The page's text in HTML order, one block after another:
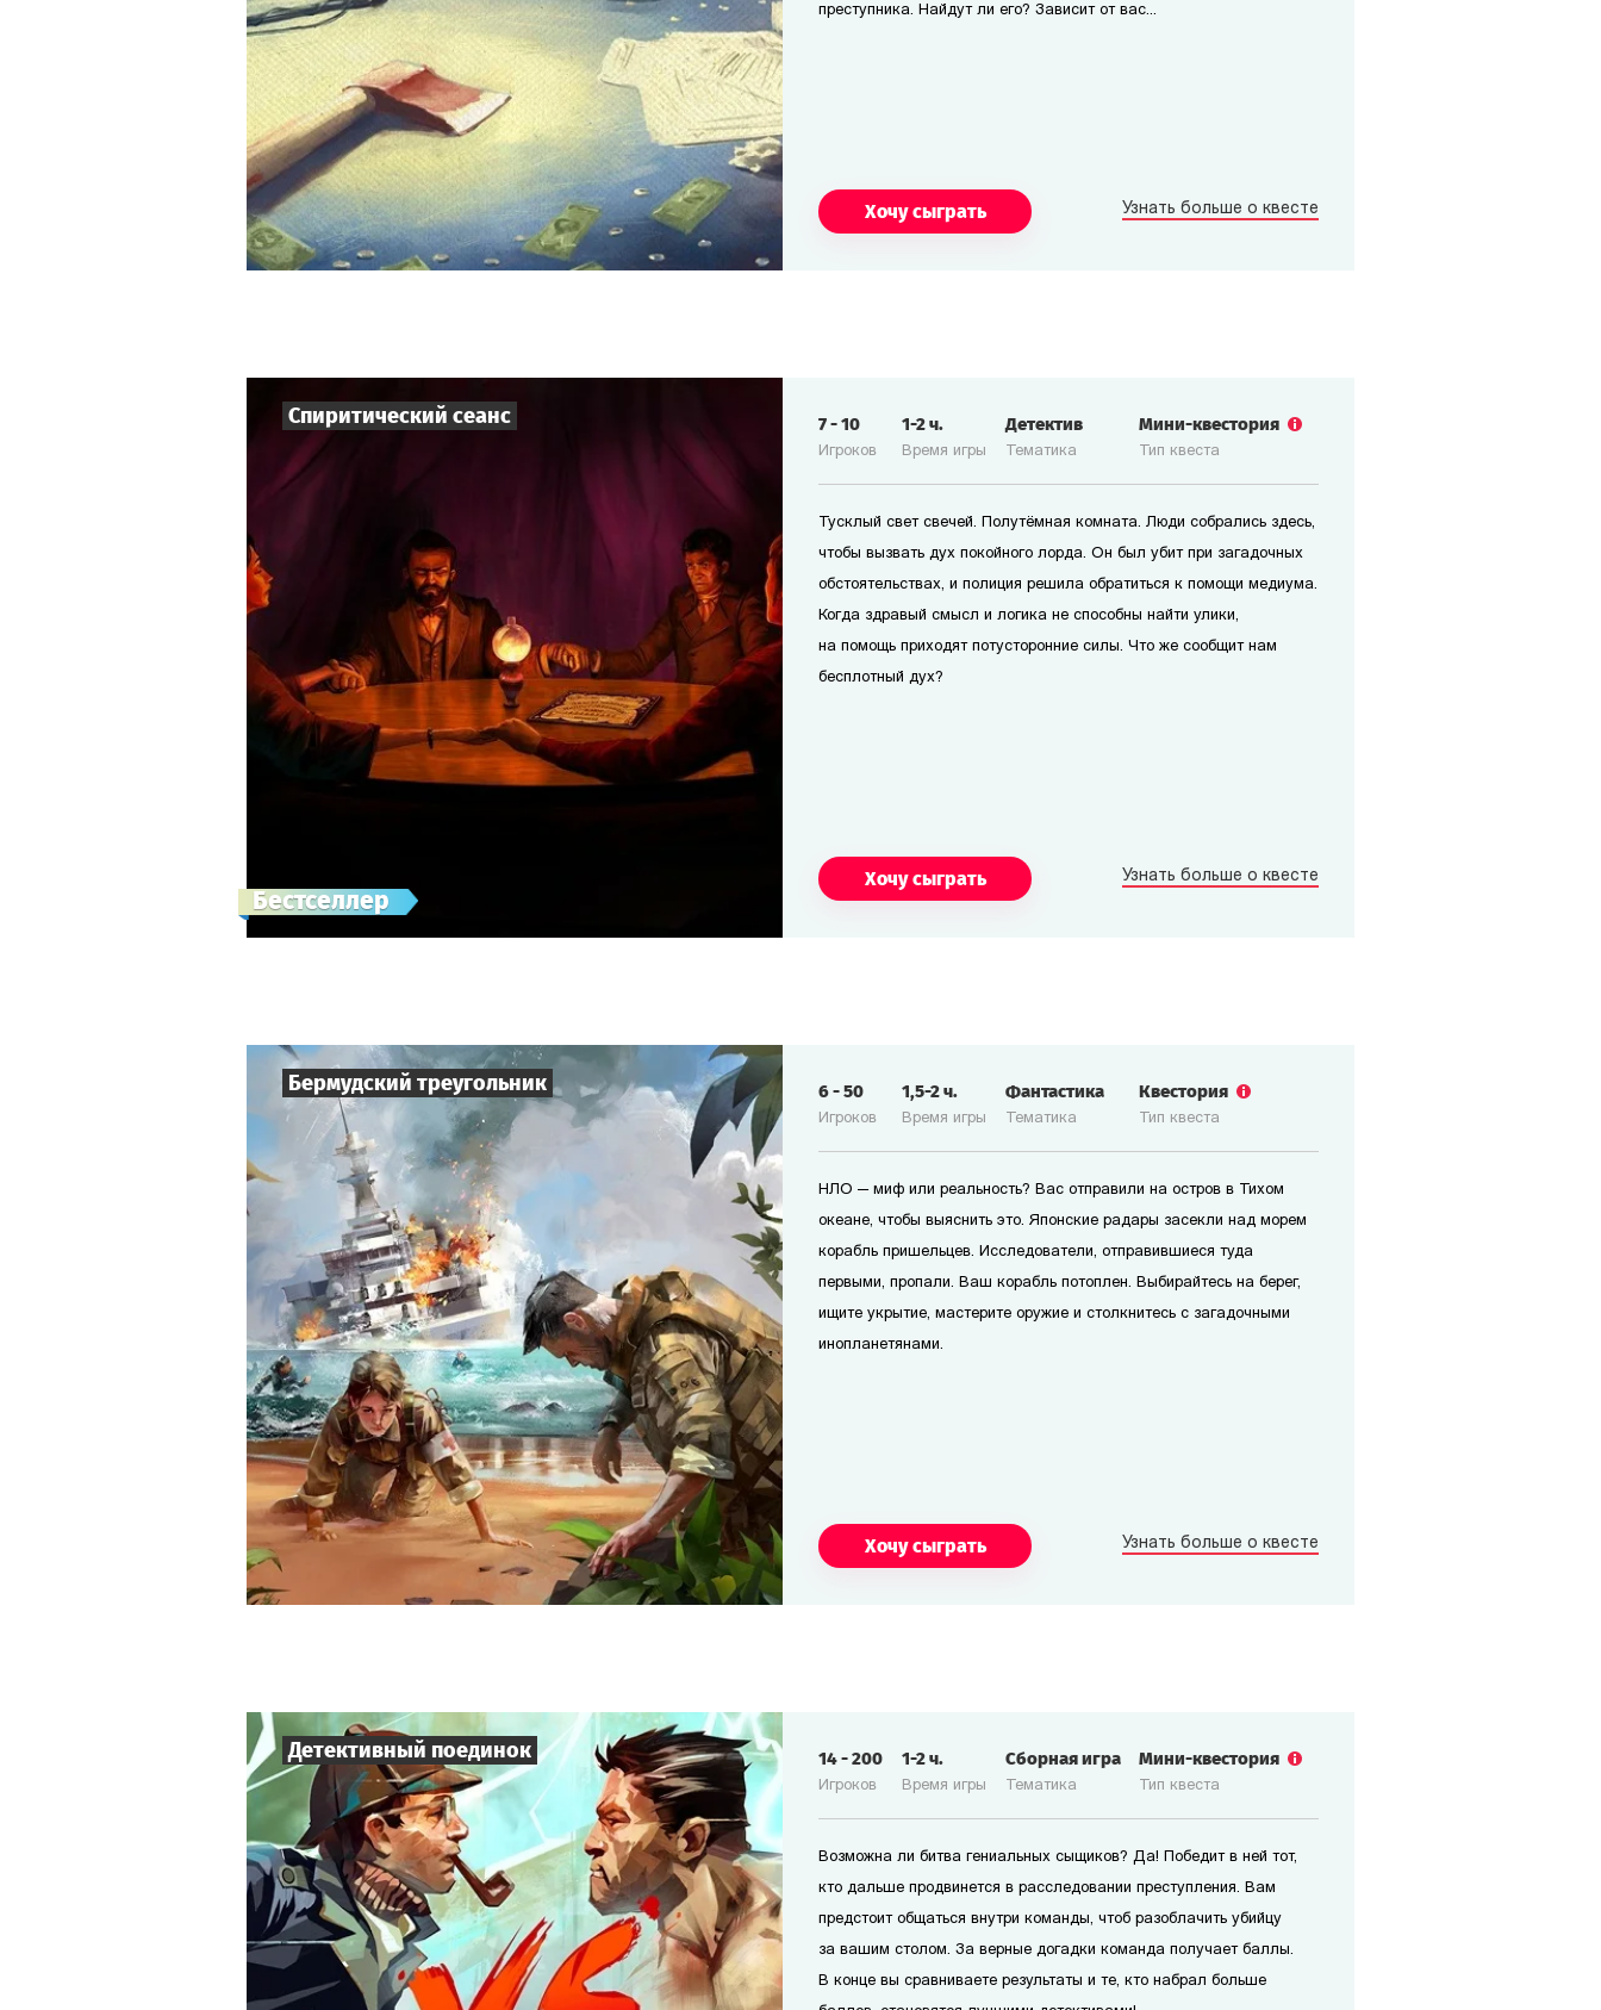
преступника. Найдут ли его? Зависит от вас...
Хочу сыграть Узнать больше о квесте
Спиритический сеанс
Бестселлер
Игроков
7-10
Время игры
1-2ч.
Тематика
Детектив
Тип квеста
Мини-квестория
Тусклый свет свечей. Полутёмная комната. Люди собрались здесь,
чтобы вызвать дух покойного лорда. Он был убит при загадочных
обстоятельствах, и полиция решила обратиться к помощи медиума.
Когда здравый смысл и логика не способны найти улики,
на помощь приходят потусторонние силы. Что же сообщит нам
бесплотный дух?
Хочу сыграть Узнать больше о квесте
Бермудский треугольник
Игроков
6-50
Время игры
1,5-2ч.
Тематика
Фантастика
Тип квеста
Квестория
НЛО — миф или реальность? Вас отправили на остров в Тихом
океане, чтобы выяснить это. Японские радары засекли над морем
корабль пришельцев. Исследователи, отправившиеся туда
первыми, пропали. Ваш корабль потоплен. Выбирайтесь на берег,
ищите укрытие, мастерите оружие и столкнитесь с загадочными
инопланетянами.
Хочу сыграть Узнать больше о квесте
Детективный поединок
Игроков
14-200
Время игры
1-2ч.
Тематика
Сборная игра
Тип квеста
Мини-квестория
Возможна ли битва гениальных сыщиков? Да! Победит в ней тот,
кто дальше продвинется в расследовании преступления. Вам
предстоит общаться внутри команды, чтоб разоблачить убийцу
за вашим столом. За верные догадки команда получает баллы.
В конце вы сравниваете результаты и те, кто набрал больше